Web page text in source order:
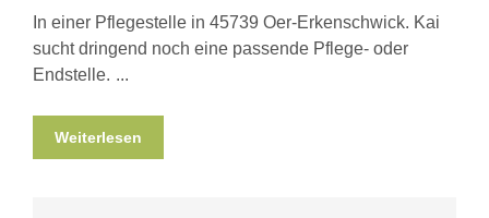
In einer Pflegestelle in 45739 Oer-Erkenschwick. Kai
sucht dringend noch eine passende Pflege- oder
Endstelle.
Weiterlesen